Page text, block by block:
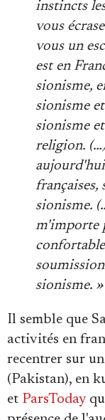
instincts
vous
vous un
est en
sionisme,
sionisme
sionisme
religion.
françaises,
sionisme.
m'importe
sionisme. »
Il semble que
activités en
recentrer sur
(Pakistan), en
et ParsToday